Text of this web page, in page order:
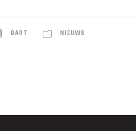
BART NIEUWS